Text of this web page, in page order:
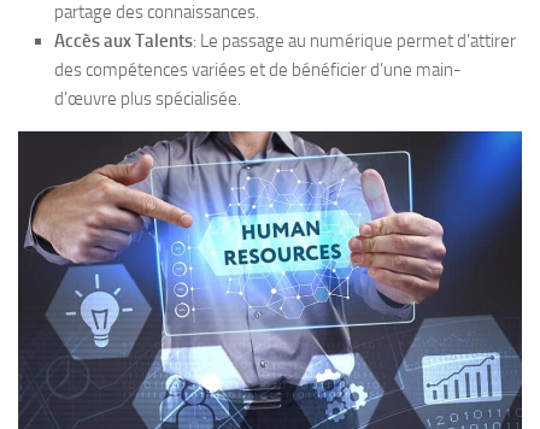
partage des connaissances.
Accès aux Talents: Le passage au numérique permet d’attirer
des compétences variées et de bénéficier d’une main-
d’œuvre plus spécialisée.